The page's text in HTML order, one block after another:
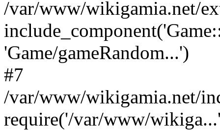
/var/www/wikigamia.net/
'Game/gameRandom...')
#7
/var/www/wikigamia.net/
require('/var/www/